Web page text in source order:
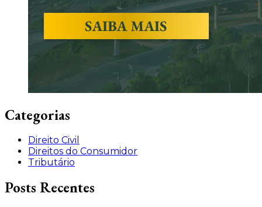
Categorias
Direito Civil
Direitos do Consumidor
Tributário
Posts Recentes